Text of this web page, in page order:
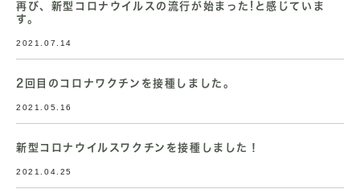
再び、新型コロナウイルスの流行が始まった!と感じていま
す。
2021.07.14
2回目のコロナワクチンを接種しました。
2021.05.16
新型コロナウイルスワクチンを接種しました！
2021.04.25